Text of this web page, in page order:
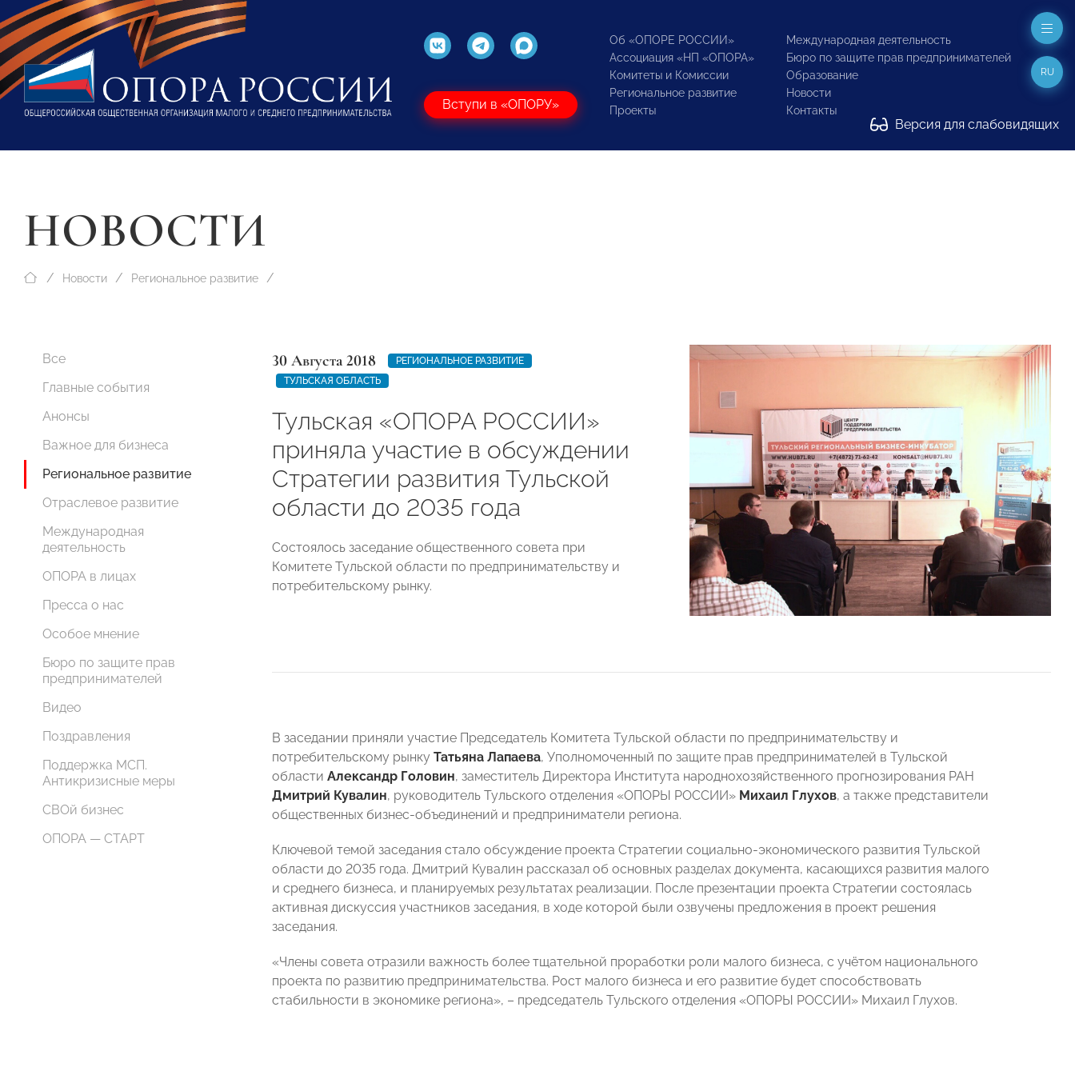
Вступи в «ОПОРУ»
Об «ОПОРЕ РОССИИ»
Ассоциация «НП «ОПОРА»
Комитеты и Комиссии
Региональное развитие
Проекты
Международная деятельность
Бюро по защите прав предпринимателей
Образование
Новости
Контакты
Версия для слабовидящих
RU
НОВОСТИ
Новости Региональное развитие
Все
Главные события
Анонсы
Важное для бизнеса
Региональное развитие
Отраслевое развитие
Международная
деятельность
ОПОРА в лицах
Пресса о нас
Особое мнение
Бюро по защите прав
предпринимателей
Видео
Поздравления
Поддержка МСП.
Антикризисные меры
СВОй бизнес
ОПОРА — СТАРТ
30 Августа 2018
РЕГИОНАЛЬНОЕ РАЗВИТИЕ
ТУЛЬСКАЯ ОБЛАСТЬ
Тульская «ОПОРА РОССИИ»
приняла участие в обсуждении
Стратегии развития Тульской
области до 2035 года
Состоялось заседание общественного совета при
Комитете Тульской области по предпринимательству и
потребительскому рынку.
В заседании приняли участие Председатель Комитета Тульской области по предпринимательству и
потребительскому рынку Татьяна Лапаева, Уполномоченный по защите прав предпринимателей в Тульской
области Александр Головин, заместитель Директора Института народнохозяйственного прогнозирования РАН
Дмитрий Кувалин, руководитель Тульского отделения «ОПОРЫ РОССИИ» Михаил Глухов, а также представители
общественных бизнес-объединений и предприниматели региона.
Ключевой темой заседания стало обсуждение проекта Стратегии социально-экономического развития Тульской
области до 2035 года. Дмитрий Кувалин рассказал об основных разделах документа, касающихся развития малого
и среднего бизнеса, и планируемых результатах реализации. После презентации проекта Стратегии состоялась
активная дискуссия участников заседания, в ходе которой были озвучены предложения в проект решения
заседания.
«Члены совета отразили важность более тщательной проработки роли малого бизнеса, с учётом национального
проекта по развитию предпринимательства. Рост малого бизнеса и его развитие будет способствовать
стабильности в экономике региона», – председатель Тульского отделения «ОПОРЫ РОССИИ» Михаил Глухов.